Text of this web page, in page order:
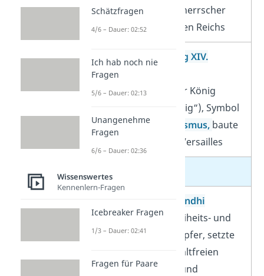
später Alleinherrscher
des Römischen Reichs
König Ludwig XIV.
französischer König
(„Sonnenkönig“), Symbol
desAbsolutismus, baute
das Schloss Versailles
Politiker
Mahatma Gandhi
indischer Freiheits- und
Friedenskämpfer, setzte
sich für gewaltfreien
Widerstand und
Schätzfragen
4/6 – Dauer: 02:52
Ich hab noch nie
Fragen
5/6 – Dauer: 02:13
Unangenehme
Fragen
6/6 – Dauer: 02:36
Wissenswertes
Kennenlern-Fragen
Icebreaker Fragen
1/3 – Dauer: 02:41
Fragen für Paare